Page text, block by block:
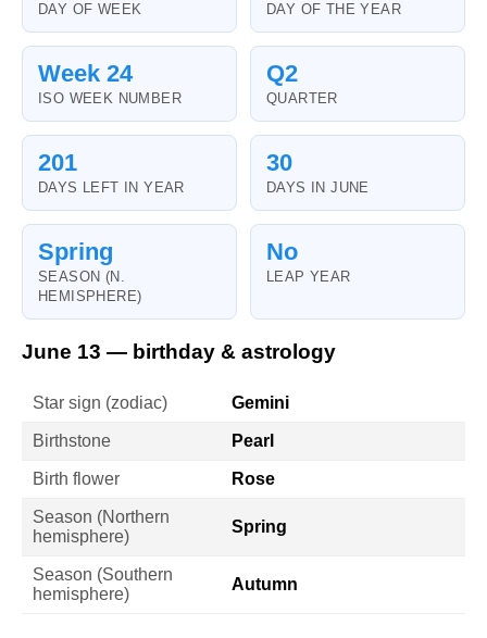
DAY OF WEEK DAY OF THE YEAR
Week 24
ISO WEEK NUMBER
Q2
QUARTER
201
DAYS LEFT IN YEAR
30
DAYS IN JUNE
Spring
SEASON (N.
HEMISPHERE)
No
LEAP YEAR
June 13 — birthday & astrology
Star sign (zodiac) Gemini
Birthstone Pearl
Birth flower Rose
Season (Northern
hemisphere)
Spring
Season (Southern
hemisphere)
Autumn